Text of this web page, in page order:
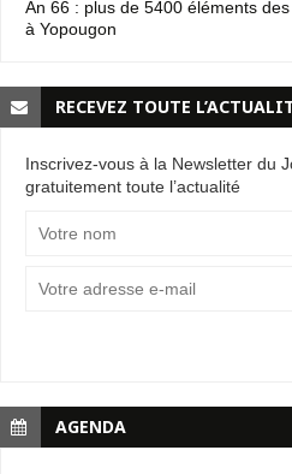
An 66 : plus de 5400 éléments
à Yopougon
RECEVEZ TOUTE
Inscrivez-vous à la Newsletter du
gratuitement toute l’actualité
AGENDA